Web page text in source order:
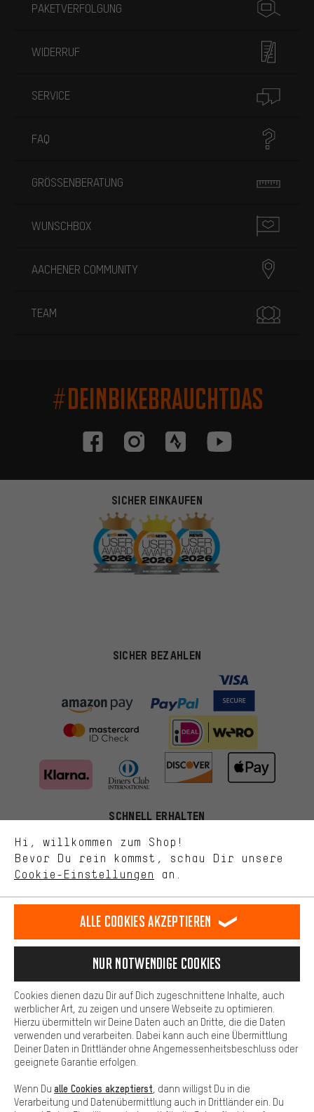
PAKETVERFOLGUNG
WIDERRUF
SERVICE
FAQ
GRÖSSENBERATUNG
WUNSCHBOX
AACHENER COMMUNITY
TEAM
#DEINBIKEBRAUCHTDAS
SICHER EINKAUFEN
SICHER BEZAHLEN
SCHNELL ERHALTEN
Terminbuchung
Kontaktformular
Unsere Datenschutzerklärung
Sprache"
Deutsch
DE english
EN
VERTRAG WIDERRUFEN Aachener Community Affiliateprogramm
Hi, willkommen zum Shop!
Bevor Du rein kommst, schau Dir unsere
Cookie-Einstellungen an.
Du bekommst, statt zufälliger Werbung, genauer passende
Angebote von uns. Diese Cookies helfen uns, Deine Interessen
besser zu erkennen und Dir relevante Produkte und Tipps zu
zeigen.
Uns interessiert, was Du in unserem Shop suchst und brauchst.
selbst Einfluss auf die Verbesserung unserer Webseite und
unseres Shop-Angebots.
Dein Shopping-Erlebnis wird komfortabler. Mit Komfort-Cookies
stellen wir Verknüpfungen zu Social Media Plattformen her. So
können wir dir weitere nützliche Inhalte und Informationen zur
Verfügung stellen. Zudem hast du die Möglichkeit zusätzliche
Services zu nutzen, die es dir erleichtern die richtigen Produkte zu
finden. Beispielsweise bieten wir eine Chat-Funktion an, damit
Fragen schnell und unkompliziert beantwortet werden können.
Basis
Basis-Cookies gewährleisten, dass Du unsere Webseite
grundsätzlich nutzen kannst.
Alle Cookies akzeptieren
Nur Notwendige Cookies
Cookies dienen dazu Dir auf Dich zugeschnittene Inhalte, auch
werblicher Art, zu zeigen und unsere Webseite zu optimieren.
Hierzu übermitteln wir Deine Daten auch an Dritte, die die Daten
verwenden und verarbeiten. Dabei kann auch eine Übermittlung
Deiner Daten in Drittländer ohne Angemessenheitsbeschluss oder
geeignete Garantie erfolgen.
Wenn Du alle Cookies akzeptierst , dann willigst Du in die
Verarbeitung und Datenübermittlung auch in Drittländer ein. Du